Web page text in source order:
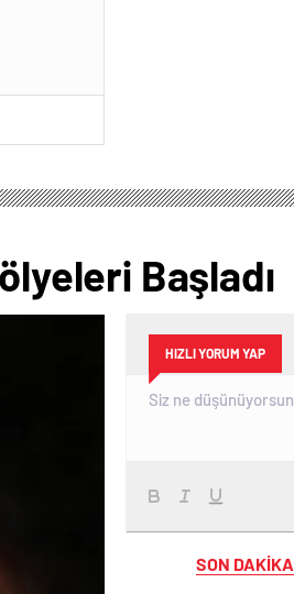
Başladı
HIZLI YORUM YAP
SON DAKİKA